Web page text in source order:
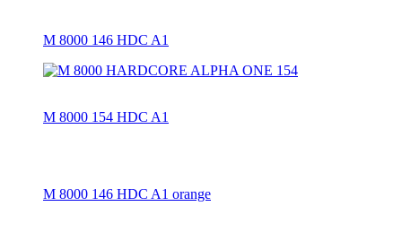
M 8000 146 HDC A1
M 8000 154 HDC A1
M 8000 146 HDC A1 orange